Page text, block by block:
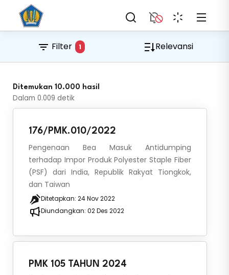
Filter 1 Relevansi
Ditemukan 10.000 hasil
Dalam 0.009 detik
176/PMK.010/2022
Pengenaan Bea Masuk Antidumping
terhadap Impor Produk Polyester Staple Fiber
(PSF) dari India, Republik Rakyat Tiongkok,
dan Taiwan
Ditetapkan: 24 Nov 2022
Diundangkan: 02 Des 2022
PMK 105 TAHUN 2024